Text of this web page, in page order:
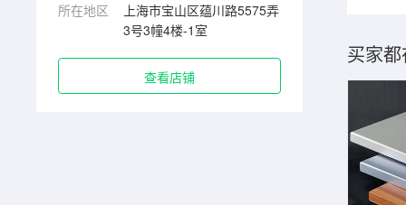
所在地区
上海市宝山区蕴川路5575弄
3号3幢4楼-1室
查看店铺
买家